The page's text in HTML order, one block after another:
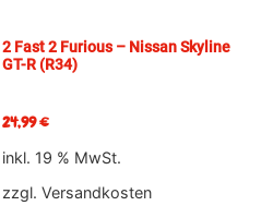
2 Fast 2 Furious – Nissan Skyline
GT-R (R34)
24,99€
inkl. 19 % MwSt.
zzgl. Versandkosten